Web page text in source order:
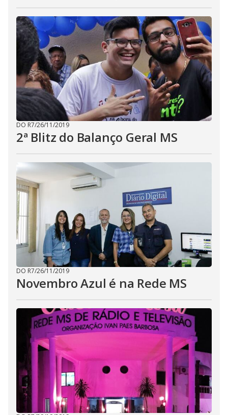
DO R7/26/11/2019
2ª Blitz do Balanço Geral MS
DO R7/26/11/2019
Novembro Azul é na Rede MS